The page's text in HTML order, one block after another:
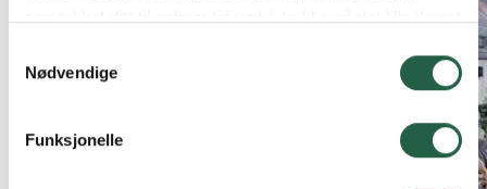
om hvordan vi bruker informasjonskapsler og annen
Nødvendige
Funksjonelle